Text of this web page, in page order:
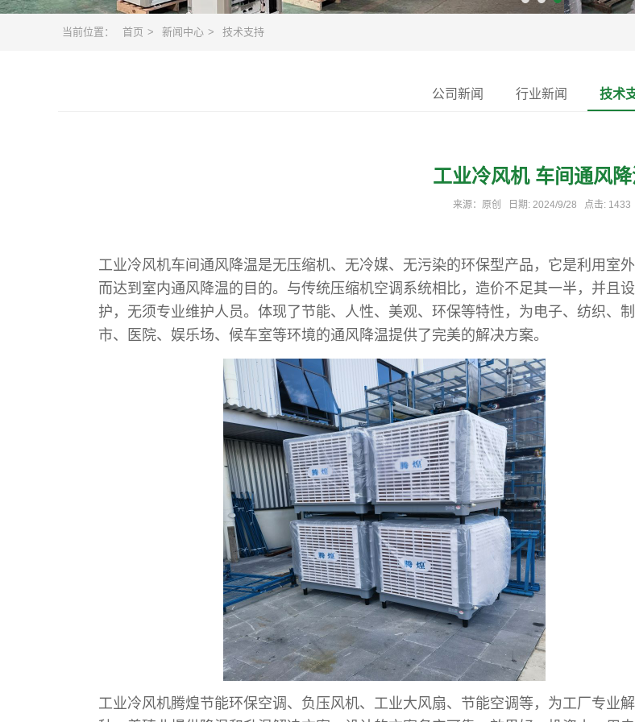
当前位置： 首页 > 新闻中心 > 技术支持
公司新闻 行业新闻 技术
工业冷风机 车间通风
来源：原创 日期: 2024/9/28 点击: 1433
工业冷风机车间通风降温是无压缩机、无冷媒、无污染的环保型产品，它是利用室
而达到室内通风降温的目的。与传统压缩机空调系统相比，造价不足其一半，并且
护，无须专业维护人员。体现了节能、人性、美观、环保等特性，为电子、纺织、
市、医院、娱乐场、候车室等环境的通风降温提供了完美的解决方案。
工业冷风机腾煌节能环保空调、负压风机、工业大风扇、节能空调等，为工厂专业